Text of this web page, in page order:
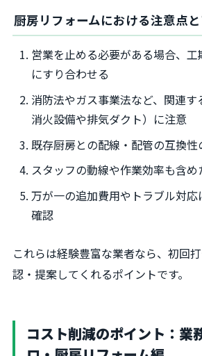
厨房リフォームにおける注意点
営業を止める必要がある場合、
にすり合わせる
消防法やガス事業法など、関連す
消火設備や排気ダクト）に注意
既存厨房との配線・配管の互換性
スタッフの動線や作業効率も含
万が一の追加費用やトラブル対
確認
これらは経験豊富な業者なら、初回
認・提案してくれるポイントです。
コスト削減のポイント：業